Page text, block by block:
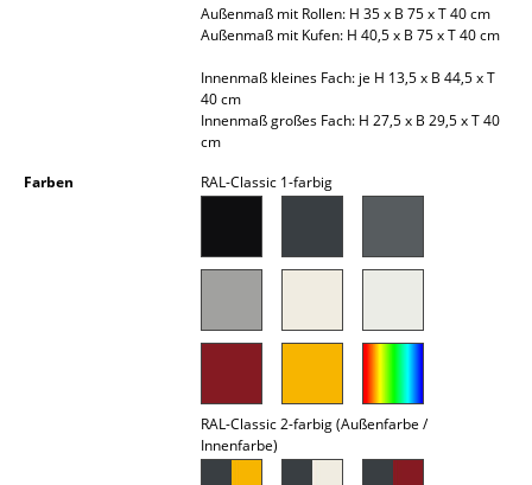
Schreibtischleuchten
Stehleuchten & Leseleuchten
Bodenleuchten
Außenmaß mit Rollen: H 35 x B 75 x T 40 cm
Außenmaß mit Kufen: H 40,5 x B 75 x T 40 cm
Innenmaß kleines Fach: je H 13,5 x B 44,5 x T
40 cm
Innenmaß großes Fach: H 27,5 x B 29,5 x T 40
cm
Farben
RAL-Classic 1-farbig
RAL-Classic 2-farbig (Außenfarbe /
Innenfarbe)